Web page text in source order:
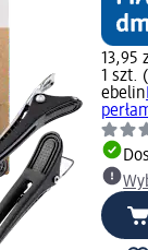
13,95
1 szt.
ebelin